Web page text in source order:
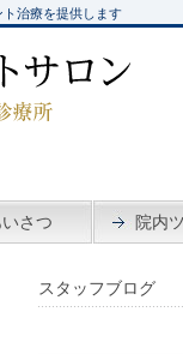
治療を提供します
さつ 院内
スタッフブログ